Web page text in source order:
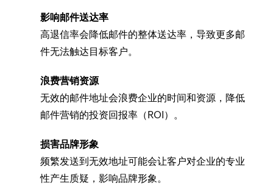
影响邮件送达率
高退信率会降低邮件的整体送达率，导致更多邮
件无法触达目标客户。
浪费营销资源
无效的邮件地址会浪费企业的时间和资源，降低
邮件营销的投资回报率（ROI）。
损害品牌形象
频繁发送到无效地址可能会让客户对企业的专业
性产生质疑，影响品牌形象。